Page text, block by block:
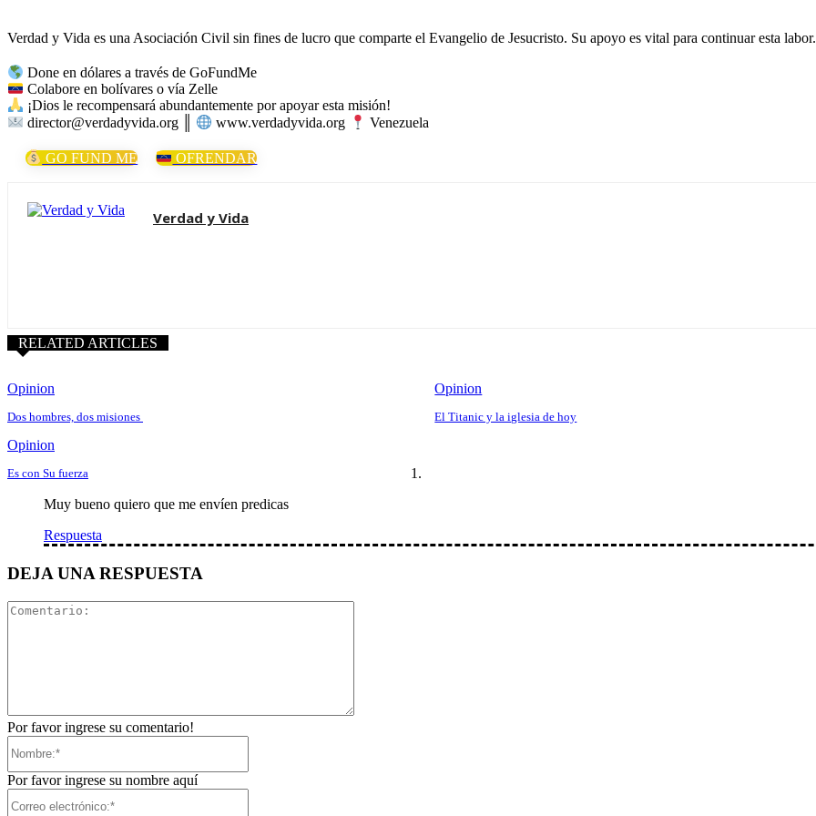
Verdad y Vida es una Asociación Civil sin fines de lucro que comparte el Evangelio de Jesucristo. Su apoyo es vital para continuar esta labor.
Done en dólares a través de GoFundMe
Colabore en bolívares o vía Zelle
¡Dios le recompensará abundantemente por apoyar esta misión!
director@verdadyvida.org ║
www.verdadyvida.org Venezuela
GO FUND ME OFRENDAR
Verdad y Vida
RELATED ARTICLES
Opinion
Dos hombres, dos misiones
Opinion
El Titanic y la iglesia de hoy
Opinion
Es con Su fuerza
Muy bueno quiero que me envíen predicas
Respuesta
DEJA UNA RESPUESTA
Por favor ingrese su comentario!
Por favor ingrese su nombre aquí